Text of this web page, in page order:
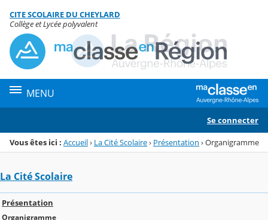
Menu de la rubrique
Contenu
CITE SCOLAIRE DU CHEYLARD
Collège et Lycée polyvalent
MENU
Se connecter
Vous êtes ici : Accueil› La Cité Scolaire› Présentation ›Organigramme
La Cité Scolaire
Présentation
Organigramme